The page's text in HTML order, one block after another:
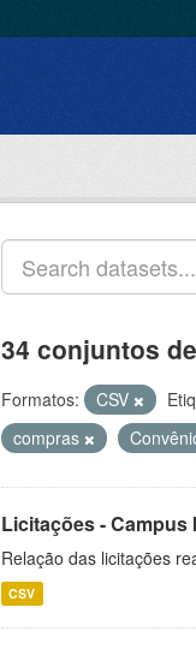
34 conjuntos
Formatos: CSV
compras
Licitações - Campus
Relação das licitações
CSV